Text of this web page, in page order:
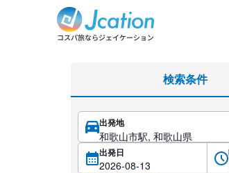
和歌山市駅のミニバン・ワゴン（6/7/8名乗り
検索条件
出発地
出発日